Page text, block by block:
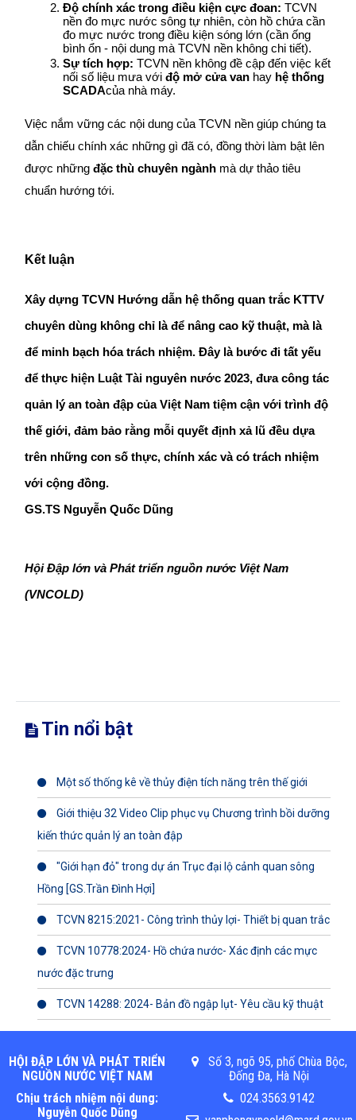
Độ chính xác trong điều kiện cực đoan: TCVN
nền đo mực nước sông tự nhiên, còn hồ chứa cần
đo mực nước trong điều kiện sóng lớn (cần ống
bình ổn - nội dung mà TCVN nền không chi tiết).
Sự tích hợp: TCVN nền không đề cập đến việc kết
nối số liệu mưa với độ mở cửa van hay hệ thống
SCADAcủa nhà máy.
Việc nắm vững các nội dung của TCVN nền giúp chúng ta
dẫn chiếu chính xác những gì đã có, đồng thời làm bật lên
được những đặc thù chuyên ngành mà dự thảo tiêu
chuẩn hướng tới.
Kết luận
Xây dựng TCVN Hướng dẫn hệ thống quan trắc KTTV
chuyên dùng không chỉ là để nâng cao kỹ thuật, mà là
để minh bạch hóa trách nhiệm. Đây là bước đi tất yếu
để thực hiện Luật Tài nguyên nước 2023, đưa công tác
quản lý an toàn đập của Việt Nam tiệm cận với trình độ
thế giới, đảm bảo rằng mỗi quyết định xả lũ đều dựa
trên những con số thực, chính xác và có trách nhiệm
với cộng đồng.
GS.TS Nguyễn Quốc Dũng
Hội Đập lớn và Phát triển nguồn nước Việt Nam
(VNCOLD)
Tin nổi bật
Một số thống kê về thủy điện tích năng trên thế giới
Giới thiệu 32 Video Clip phục vụ Chương trình bồi dưỡng
kiến thức quản lý an toàn đập
"Giới hạn đỏ" trong dự án Trục đại lộ cảnh quan sông
Hồng [GS.Trần Đình Hợi]
TCVN 8215:2021- Công trình thủy lợi- Thiết bị quan trắc
TCVN 10778:2024- Hồ chứa nước- Xác định các mực
nước đặc trưng
TCVN 14288: 2024- Bản đồ ngập lụt- Yêu cầu kỹ thuật
HỘI ĐẬP LỚN VÀ PHÁT TRIỂN
NGUỒN NƯỚC VIỆT NAM
Chịu trách nhiệm nội dung:
Nguyễn Quốc Dũng
Số 3, ngõ 95, phố Chùa Bộc,
Đống Đa, Hà Nội
024.3563.9142